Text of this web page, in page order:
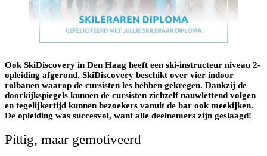
Ook SkiDiscovery in Den Haag heeft een ski-instructeur niveau 2-
opleiding afgerond. SkiDiscovery beschikt over vier indoor
rolbanen waarop de cursisten les hebben gekregen. Dankzij de
doorkijkspiegels kunnen de cursisten zichzelf nauwlettend volgen
en tegelijkertijd kunnen bezoekers vanuit de bar ook meekijken.
De opleiding was succesvol, want alle deelnemers zijn geslaagd!
Pittig, maar gemotiveerd